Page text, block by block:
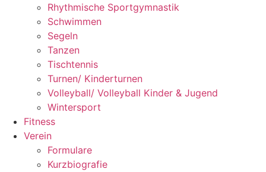
Rhythmische Sportgymnastik
Schwimmen
Segeln
Tanzen
Tischtennis
Turnen/ Kinderturnen
Volleyball/ Volleyball Kinder & Jugend
Wintersport
Fitness
Verein
Formulare
Kurzbiografie